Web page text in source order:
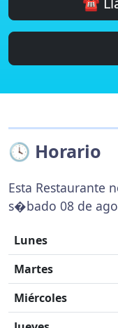
🕓 Horario
Esta Restaurante
s�bado 08 de
Lunes
Martes
Miércoles